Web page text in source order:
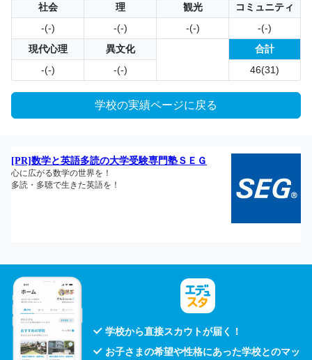
社会
理 観光
コミュニティ
-(-)
-(-) -(-)
-(-)
現代心理
異文化
合計
-(-)
-(-) 46(31)
学校の実績ページに戻る
学校から直接スカウトが届く！
お子さまの希望や性格にあった学校とのマッ